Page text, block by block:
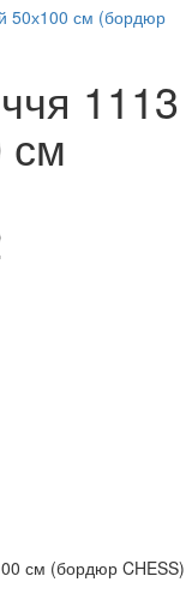
1113
см